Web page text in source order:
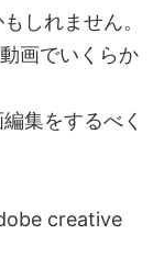
しれません。
画でいくらか
集をするべく
creative